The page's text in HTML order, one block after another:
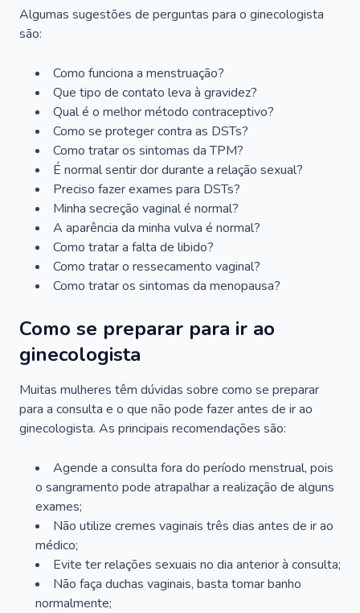
Algumas sugestões de perguntas para o ginecologista
são:
Como funciona a menstruação?
Que tipo de contato leva à gravidez?
Qual é o melhor método contraceptivo?
Como se proteger contra as DSTs?
Como tratar os sintomas da TPM?
É normal sentir dor durante a relação sexual?
Preciso fazer exames para DSTs?
Minha secreção vaginal é normal?
A aparência da minha vulva é normal?
Como tratar a falta de libido?
Como tratar o ressecamento vaginal?
Como tratar os sintomas da menopausa?
Como se preparar para ir ao
ginecologista
Muitas mulheres têm dúvidas sobre como se preparar
para a consulta e o que não pode fazer antes de ir ao
ginecologista. As principais recomendações são:
Agende a consulta fora do período menstrual, pois
o sangramento pode atrapalhar a realização de alguns
exames;
Não utilize cremes vaginais três dias antes de ir ao
médico;
Evite ter relações sexuais no dia anterior à consulta;
Não faça duchas vaginais, basta tomar banho
normalmente;